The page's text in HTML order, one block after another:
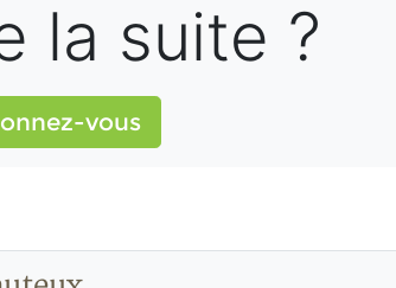
la suite ?
vous